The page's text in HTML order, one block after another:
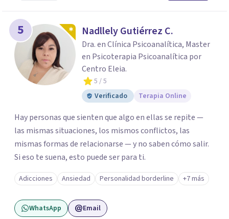
5 Nadllely Gutiérrez C.
Dra. en Clínica Psicoanalítica, Master
en Psicoterapia Psicoanalítica por
Centro Eleia.
5 / 5
Verificado
Terapia Online
Hay personas que sienten que algo en ellas se repite —
las mismas situaciones, los mismos conflictos, las
mismas formas de relacionarse — y no saben cómo salir.
Si eso te suena, esto puede ser para ti.
Adicciones Ansiedad Personalidad borderline +7 más
WhatsApp Email